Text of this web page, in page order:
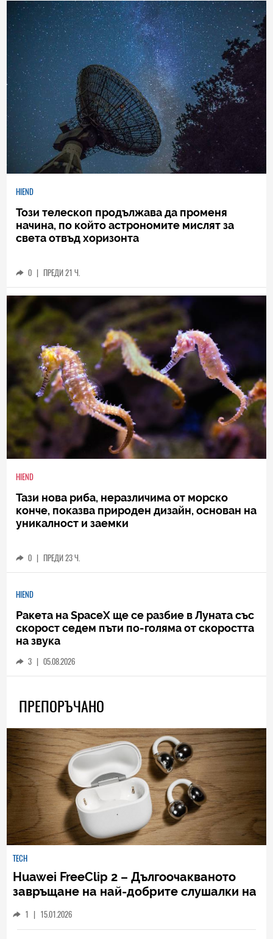
HIEND
Този телескоп продължава да променя
начина, по който астрономите мислят за
света отвъд хоризонта
0 | ПРЕДИ 21 Ч.
HIEND
Тази нова риба, неразличима от морско
конче, показва природен дизайн, основан на
уникалност и заемки
0 | ПРЕДИ 23 Ч.
HIEND
Ракета на SpaceX ще се разбие в Луната със
скорост седем пъти по-голяма от скоростта
на звука
3 | 05.08.2026
ПРЕПОРЪЧАНО
TECH
Huawei FreeClip 2 – Дългоочакваното
завръщане на най-добрите слушалки на
1 | 15.01.2026